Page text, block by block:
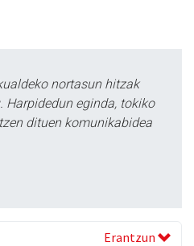
nortasun hitzak
Harpidedun eginda, tokiko
dituen komunikabidea
Erantzun